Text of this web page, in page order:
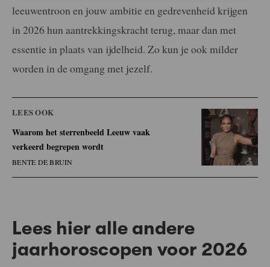
leeuwentroon en jouw ambitie en gedrevenheid krijgen
in 2026 hun aantrekkingskracht terug, maar dan met
essentie in plaats van ijdelheid. Zo kun je ook milder
worden in de omgang met jezelf.
LEES OOK
Waarom het sterrenbeeld Leeuw vaak
verkeerd begrepen wordt
BENTE DE BRUIN
Lees hier alle andere
jaarhoroscopen voor 2026